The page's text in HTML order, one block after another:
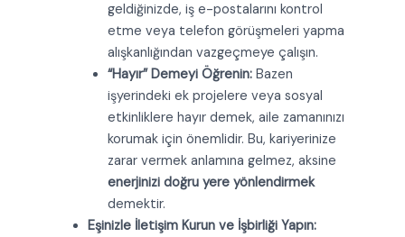
geldiğinizde, iş e-postalarını kontrol
etme veya telefon görüşmeleri yapma
alışkanlığından vazgeçmeye çalışın.
“Hayır” Demeyi Öğrenin:Bazen
işyerindeki ek projelere veya sosyal
etkinliklere hayır demek, aile zamanınızı
korumak için önemlidir. Bu, kariyerinize
zarar vermek anlamına gelmez, aksine
enerjinizi doğru yere yönlendirmek
demektir.
Eşinizle İletişim Kurun ve İşbirliği Yapın: